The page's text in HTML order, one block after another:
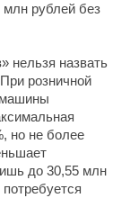
млн рублей без
нельзя назвать
розничной
но не более
до 30,55 млн